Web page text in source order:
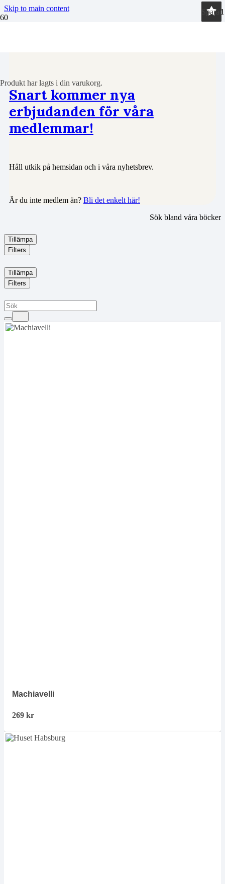
Skip to main content
Produkt har lagts i din varukorg.
Snart kommer nya
erbjudanden för våra
medlemmar!
Håll utkik på hemsidan och i våra nyhetsbrev.
Är du inte medlem än? Bli det enkelt här!
Sök bland våra böcker
Tillämpa
Filters
Tillämpa
Filters
Sparad
Machiavelli
269 kr
Sparad
Sparad
Sparad
Sparad
Sparad
Sparad
Sparad
Sparad
Sparad
Sparad
Sparad
Sparad
Sparad
Sparad